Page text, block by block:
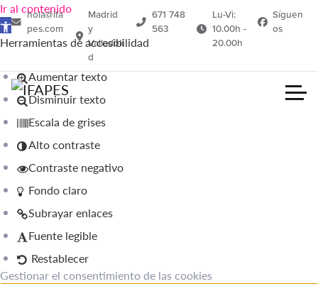
Ir al contenido
Abrir barra de herramientas
Herramientas de accesibilidad
Aumentar texto
Disminuir texto
Escala de grises
Alto contraste
Contraste negativo
Fondo claro
Subrayar enlaces
Fuente legible
Restablecer
Gestionar el consentimiento de las cookies
hola@ifa
pes.com
Madrid
y
Valladoli
d
671 748
563
Lu-Vi:
10.00h -
20.00h
Síguen
os